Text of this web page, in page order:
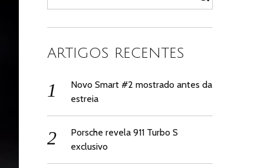
for:
ARTIGOS RECENTES
Novo Smart #2 mostrado antes da
estreia
Porsche revela 911 Turbo S
exclusivo